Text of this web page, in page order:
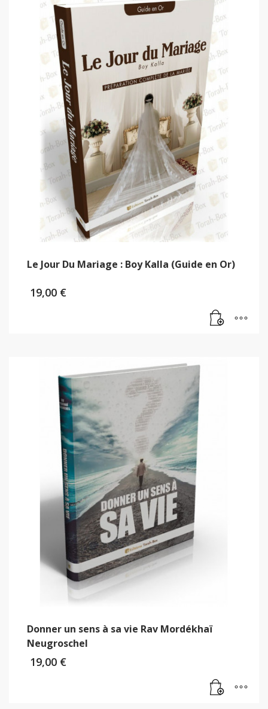
Le Jour Du Mariage : Boy Kalla (Guide en Or)
19,00 €
Donner un sens à sa vie Rav Mordékhaï
Neugroschel
19,00 €